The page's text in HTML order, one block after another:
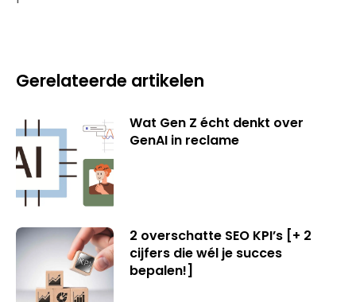
Gerelateerde artikelen
Wat Gen Z écht denkt over
GenAI in reclame
2 overschatte SEO KPI’s [+ 2
cijfers die wél je succes
bepalen!]